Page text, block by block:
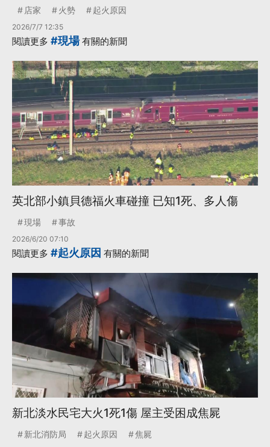
店家 火勢 起火原因
2026/7/7 12:35
閱讀更多 #現場有關的新聞
英北部小鎮貝德福火車碰撞 已知1死、多人傷
現場 事故
2026/6/20 07:10
閱讀更多 #起火原因 有關的新聞
新北淡水民宅大火1死1傷 屋主受困成焦屍
新北消防局 起火原因 焦屍